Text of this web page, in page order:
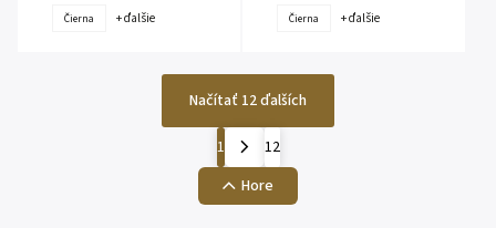
Čierna + ďalšie Čierna + ďalšie
Načítať 12 ďalších
1
12
Hore